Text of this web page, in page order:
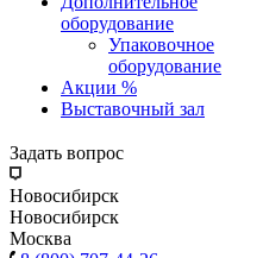
оборудование
Упаковочное
оборудование
Акции %
Выставочный зал
Задать вопрос
Новосибирск
Новосибирск
Москва